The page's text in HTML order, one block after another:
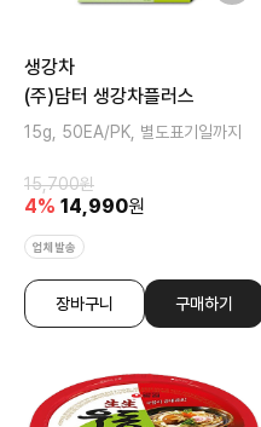
생강차
(주)담터 생강차플러스
15g, 50EA/PK, 별도표기일까지
15,700원
4% 14,990원
업체발송
장바구니 구매하기